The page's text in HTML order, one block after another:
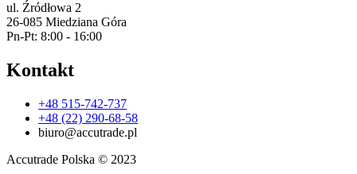
ul. Źródłowa 2
26-085 Miedziana Góra
Pn-Pt: 8:00 - 16:00
Kontakt
+48 515-742-737
+48 (22) 290-68-58
biuro@accutrade.pl
Accutrade Polska © 2023